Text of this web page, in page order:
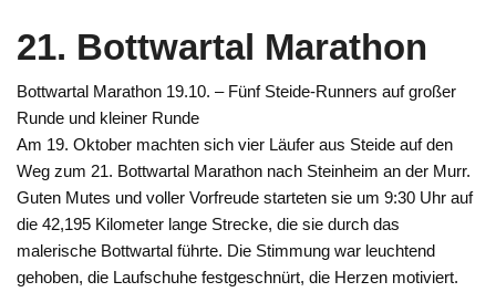
21. Bottwartal Marathon
Bottwartal Marathon 19.10. – Fünf Steide-Runners auf großer
Runde und kleiner Runde
Am 19. Oktober machten sich vier Läufer aus Steide auf den
Weg zum 21. Bottwartal Marathon nach Steinheim an der Murr.
Guten Mutes und voller Vorfreude starteten sie um 9:30 Uhr auf
die 42,195 Kilometer lange Strecke, die sie durch das
malerische Bottwartal führte. Die Stimmung war leuchtend
gehoben, die Laufschuhe festgeschnürt, die Herzen motiviert.